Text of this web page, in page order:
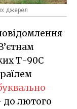
джерел
Т-90С
до лютого